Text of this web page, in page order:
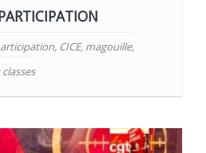
, CICE, magouille,